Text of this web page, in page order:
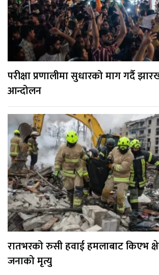
परीक्षा प्रणालीमा सुधारको माग गर्दै
आन्दोलन
रातभरको रुसी हवाई हमलाबाट किएभ
जनाको मृत्यु